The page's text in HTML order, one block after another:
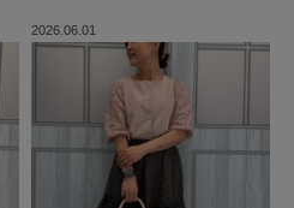
2026.06.01